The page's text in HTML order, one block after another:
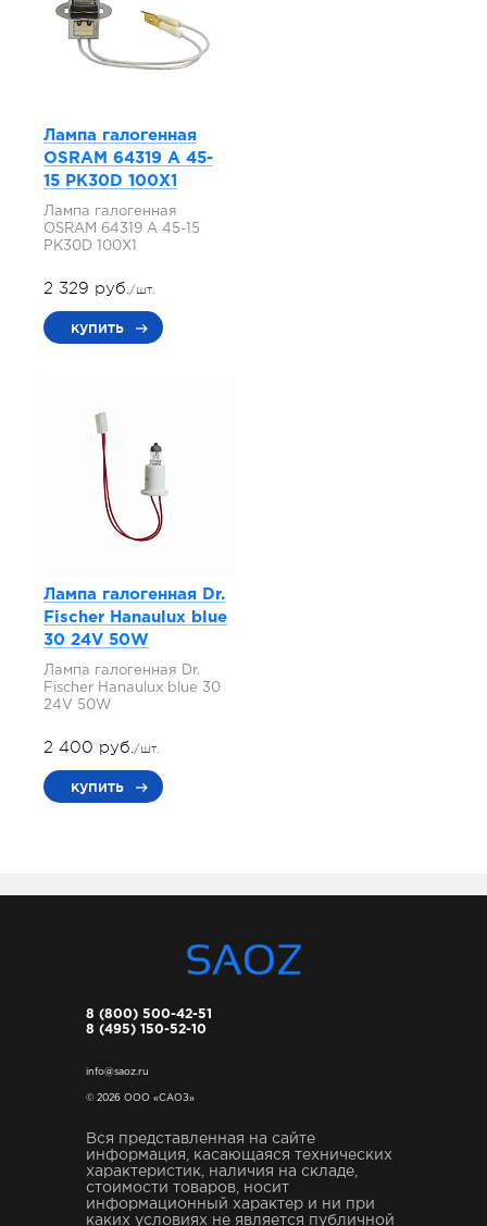
Лампа галогенная
OSRAM 64319 A 45-
15 PK30D 100X1
Лампа галогенная
OSRAM 64319 A 45-15
PK30D 100X1
2 329 руб./шт.
купить
Лампа галогенная Dr.
Fischer Hanaulux blue
30 24V 50W
Лампа галогенная Dr.
Fischer Hanaulux blue 30
24V 50W
2 400 руб./шт.
купить
8 (800) 500-42-51
8 (495) 150-52-10
info@saoz.ru
© 2026 ООО «САОЗ»
Вся представленная на сайте
информация, касающаяся технических
характеристик, наличия на складе,
стоимости товаров, носит
информационный характер и ни при
каких условиях не является публичной